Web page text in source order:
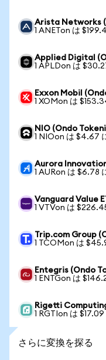
Arista Networks
1 ANETon は
Applied Digital
1 APLDon は
Exxon Mobil
1 XOMon は
NIO (Ondo
1 NIOon は $4.67
Aurora
1 AURon は $6.78
Vanguard Value
1 VTVon は
Trip.com Group
1 TCOMon は
Entegris (Ondo
1 ENTGon は
Rigetti
1 RGTIon は $17.09
さらに変換を探る